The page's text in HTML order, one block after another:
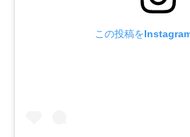
この投稿を